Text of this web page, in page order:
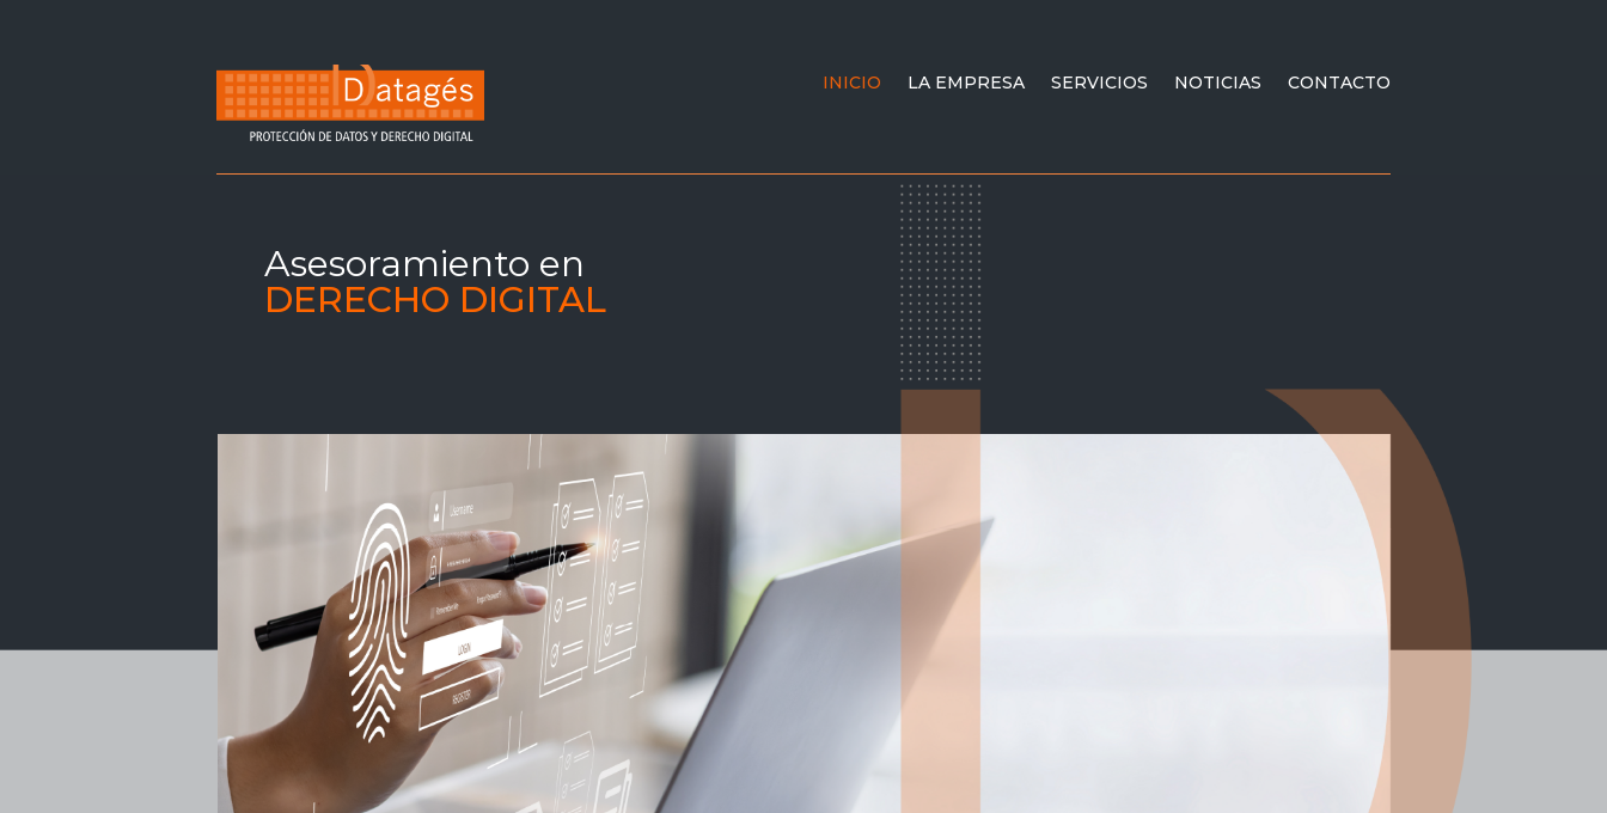
INICIO LA EMPRESA SERVICIOS NOTICIAS CONTACTO
Asesoramiento en
DERECHO DIGITAL